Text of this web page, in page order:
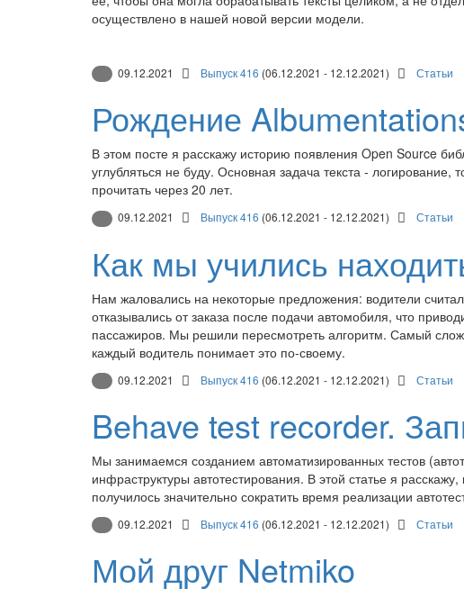
осуществлено в нашей новой версии модели.
09.12.2021 Выпуск 416 (06.12.2021 - 12.12.2021) Статьи
Рождение
В этом посте я расскажу историю появления Open Source
углубляться не буду. Основная задача текста -
прочитать через 20 лет.
09.12.2021 Выпуск 416 (06.12.2021 - 12.12.2021) Статьи
Как мы учились
Нам жаловались на некоторые предложения: водители
отказывались от заказа после подачи автомобиля, что
пассажиров. Мы решили пересмотреть алгоритм. Самый
каждый водитель понимает это по-своему.
09.12.2021 Выпуск 416 (06.12.2021 - 12.12.2021) Статьи
Behave test recorder.
Мы занимаемся созданием автоматизированных тестов
инфраструктуры автотестирования. В этой статье я
получилось значительно сократить время реализации
09.12.2021 Выпуск 416 (06.12.2021 - 12.12.2021) Статьи
Мой друг Netmiko